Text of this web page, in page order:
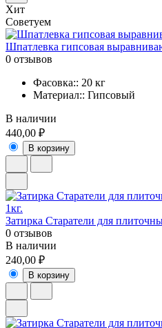
Хит
Советуем
Шпатлевка гипсовая
0 отзывов
Фасовка:: 20 кг
Материал:: Гипсовый
В наличии
440,00 ₽
В корзину
Затирка Старатели для
0 отзывов
В наличии
240,00 ₽
В корзину